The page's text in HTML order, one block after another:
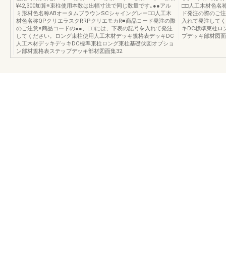
¥42,300加算※束柱使用本数は出幅寸法で同じ数量です｡●●アル
ミ形材色名称ABオータムブラウンSCシャイングレー□□人工木
材色名称QPクリエラスクRRPクリエモカR■商品コード発注の際
のご注意※商品コードの●●、□□には、下表の記号を入れて発注
してください。ロング束柱使用人工木材デッキ規格表デッキDC
人工木材デッキデッキDC標準束柱ロング束柱基礎伏図オプショ
ン部材規格表ステップデッキ部材図面集32
□□人工木材色名
ド発注の際のご
入れて発注して
キDC標準束柱ロ
プデッキ部材図